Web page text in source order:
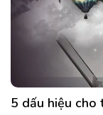
5 dấu hiệu cho